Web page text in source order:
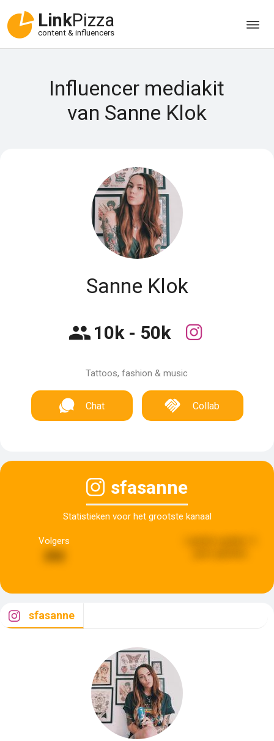
LinkPizza
content & influencers
Influencer mediakit
van Sanne Klok
Sanne Klok
10k - 50k
Tattoos, fashion & music
Chat Collab
sfasanne
Statistieken voor het grootste kanaal
Volgers
sfasanne